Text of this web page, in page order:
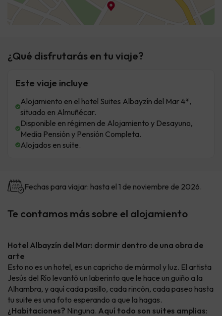
¿Qué disfrutarás en tu viaje?
Este viaje incluye
Alojamiento en el hotel Suites Albayzín del Mar 4*,
situado en Almuñécar.
Disponible en régimen de Alojamiento y Desayuno,
Media Pensión y Pensión Completa.
Alojados en suite.
Fechas para viajar: hasta el 1 de noviembre de 2026.
Te contamos más sobre el alojamiento
Hotel Albayzín del Mar: dormir dentro de una obra de
arte
Esto no es un hotel, es un capricho de mármol y luz. El artista
Jesús del Río levantó un laberinto que le hace un guiño a la
Alhambra, y aquí cada pasillo, cada rincón, cada paseo hasta
tu suite es una foto esperando a que la hagas.
¿Habitaciones? Ninguna. Aquí todo son suites amplias: